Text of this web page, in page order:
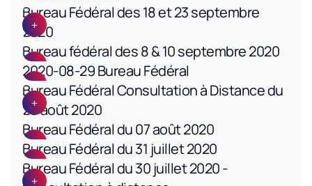
Bureau Fédéral des 18 et 23 septembre
2020
Bureau fédéral des 8 & 10 septembre 2020
2020-08-29 Bureau Fédéral
Bureau Fédéral Consultation à Distance du
20 août 2020
Bureau Fédéral du 07 août 2020
Bureau Fédéral du 31 juillet 2020
Bureau Fédéral du 30 juillet 2020 -